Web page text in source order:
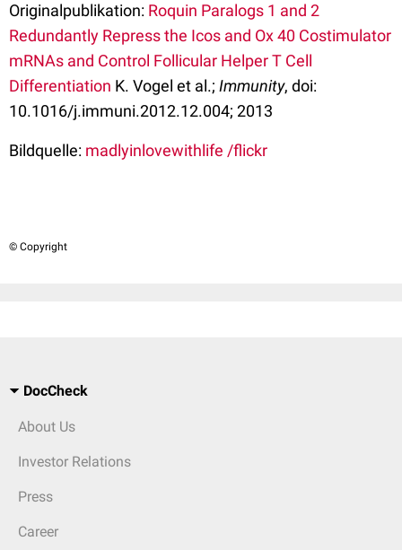
Originalpublikation: Roquin Paralogs 1 and 2
Redundantly Repress the Icos and Ox 40 Costimulator
mRNAs and Control Follicular Helper T Cell
Differentiation K. Vogel et al.; Immunity, doi:
10.1016/j.immuni.2012.12.004; 2013
Bildquelle: madlyinlovewithlife /flickr
© Copyright
DocCheck
About Us
Investor Relations
Press
Career